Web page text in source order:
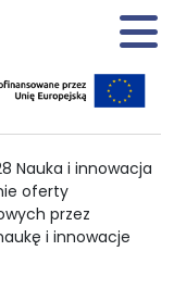
Nauka i innowacja
oferty
przez
i innowacje